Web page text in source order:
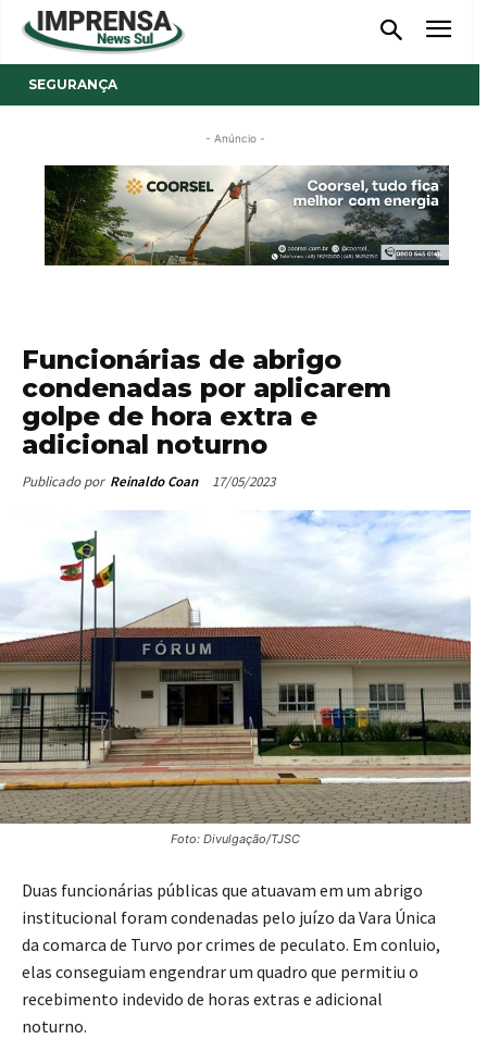
SEGURANÇA
- Anúncio -
Funcionárias de abrigo
condenadas por aplicarem
golpe de hora extra e
adicional noturno
Publicado por Reinaldo Coan 17/05/2023
Foto: Divulgação/TJSC
Duas funcionárias públicas que atuavam em um abrigo
institucional foram condenadas pelo juízo da Vara Única
da comarca de Turvo por crimes de peculato. Em conluio,
elas conseguiam engendrar um quadro que permitiu o
recebimento indevido de horas extras e adicional
noturno.